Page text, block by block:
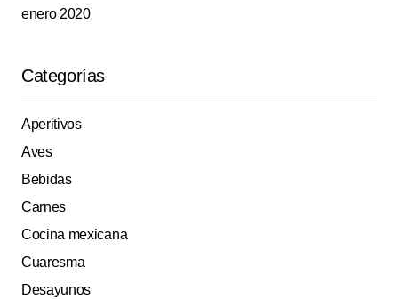
enero 2020
Categorías
Aperitivos
Aves
Bebidas
Carnes
Cocina mexicana
Cuaresma
Desayunos